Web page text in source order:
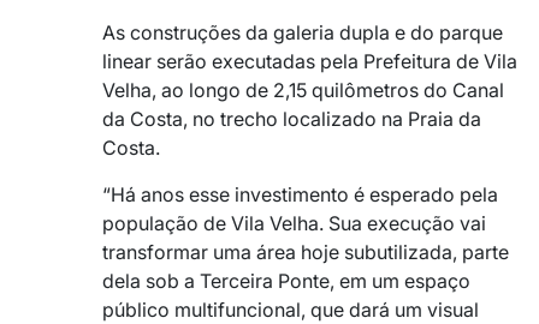
As construções da galeria dupla e do parque
linear serão executadas pela Prefeitura de Vila
Velha, ao longo de 2,15 quilômetros do Canal
da Costa, no trecho localizado na Praia da
Costa.
“Há anos esse investimento é esperado pela
população de Vila Velha. Sua execução vai
transformar uma área hoje subutilizada, parte
dela sob a Terceira Ponte, em um espaço
público multifuncional, que dará um visual